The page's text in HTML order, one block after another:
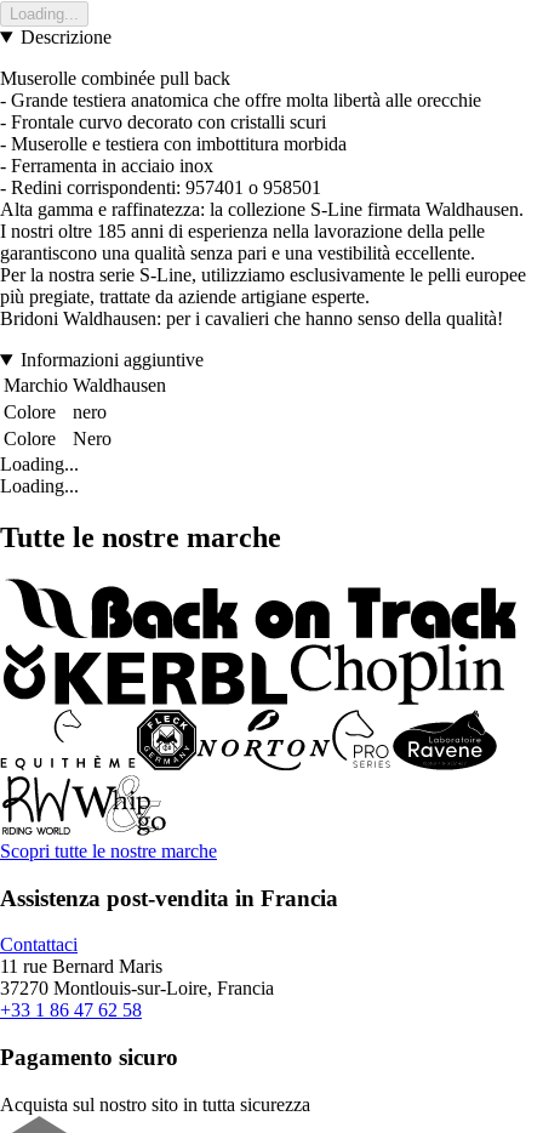
Loading...
Descrizione
Muserolle combinée pull back
- Grande testiera anatomica che offre molta libertà alle orecchie
- Frontale curvo decorato con cristalli scuri
- Muserolle e testiera con imbottitura morbida
- Ferramenta in acciaio inox
- Redini corrispondenti: 957401 o 958501
Alta gamma e raffinatezza: la collezione S-Line firmata Waldhausen.
I nostri oltre 185 anni di esperienza nella lavorazione della pelle
garantiscono una qualità senza pari e una vestibilità eccellente.
Per la nostra serie S-Line, utilizziamo esclusivamente le pelli europee
più pregiate, trattate da aziende artigiane esperte.
Bridoni Waldhausen: per i cavalieri che hanno senso della qualità!
Informazioni aggiuntive
Marchio Waldhausen
Colore
nero
Colore
Nero
Loading...
Loading...
Tutte le nostre marche
Scopri tutte le nostre marche
Assistenza post-vendita in Francia
Contattaci
11 rue Bernard Maris
37270 Montlouis-sur-Loire, Francia
+33 1 86 47 62 58
Pagamento sicuro
Acquista sul nostro sito in tutta sicurezza